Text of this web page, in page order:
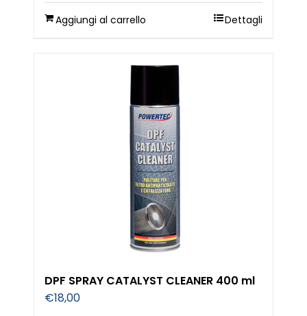
Aggiungi al carrello Dettagli
DPF SPRAY CATALYST CLEANER 400 ml
€18,00